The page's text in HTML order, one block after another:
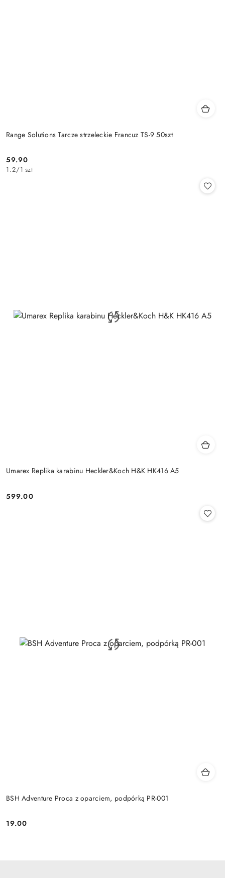
Range Solutions Tarcze strzeleckie Francuz TS-9 50szt
Cena:
59.90
1.2/1 szt
Umarex Replika karabinu Heckler&Koch H&K HK416 A5
Cena:
599.00
BSH Adventure Proca z oparciem, podpórką PR-001
Cena:
19.00